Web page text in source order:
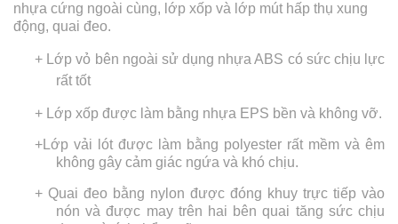
nhựa cứng ngoài cùng, lớp xốp và lớp mút hấp thụ xung
động, quai đeo.
+ Lớp vỏ bên ngoài sử dụng nhựa ABS có sức chịu lực
rất tốt
+ Lớp xốp được làm bằng nhựa EPS bền và không vỡ.
+Lớp vải lót được làm bằng polyester rất mềm và êm
không gây cảm giác ngứa và khó chịu.
+ Quai đeo bằng nylon được đóng khuy trực tiếp vào
nón và được may trên hai bên quai tăng sức chịu